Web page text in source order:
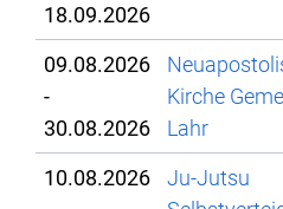
18.09.2026
09.08.2026
-
30.08.2026
Kirche
Lahr
10.08.2026
Ju-Jutsu